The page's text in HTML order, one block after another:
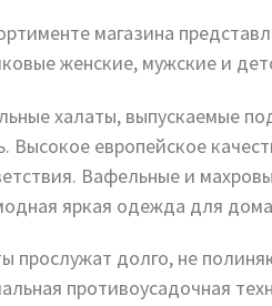
магазина
женские, мужские и
халаты, выпускаемые
Высокое европейское
Вафельные и
яркая одежда для
прослужат долго, не
противоусадочная